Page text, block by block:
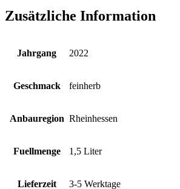
Zusätzliche Information
Jahrgang 2022
Geschmack feinherb
Anbauregion Rheinhessen
Fuellmenge 1,5 Liter
Lieferzeit 3-5 Werktage